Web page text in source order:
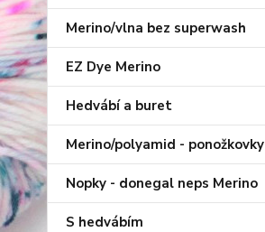
Merino/vlna bez superwash
EZ Dye Merino
Hedvábí a buret
Merino/polyamid - ponožkovky
Nopky - donegal neps Merino
S hedvábím